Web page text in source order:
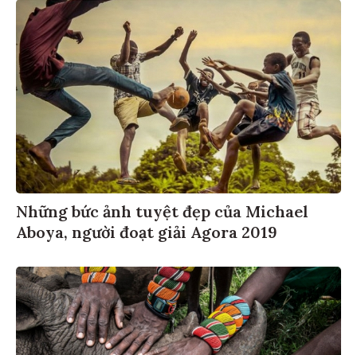
Những bức ảnh tuyệt đẹp của Michael
Aboya, người đoạt giải Agora 2019